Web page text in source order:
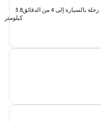
رحلة بالسيارة إلى 4 من الدقائق
3.8
كيلومتر